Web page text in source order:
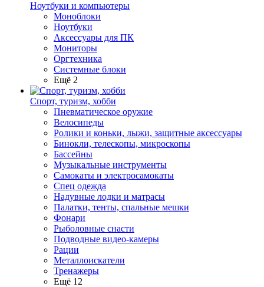
Ноутбуки и компьютеры
Моноблоки
Ноутбуки
Аксессуары для ПК
Мониторы
Оргтехника
Системные блоки
Ещё 2
Спорт, туризм, хобби
Пневматическое оружие
Велосипеды
Ролики и коньки, лыжи, защитные аксессуары
Бинокли, телескопы, микроскопы
Бассейны
Музыкальные инструменты
Самокаты и электросамокаты
Спец одежда
Надувные лодки и матрасы
Палатки, тенты, спальные мешки
Фонари
Рыболовные снасти
Подводные видео-камеры
Рации
Металлоискатели
Тренажеры
Ещё 12